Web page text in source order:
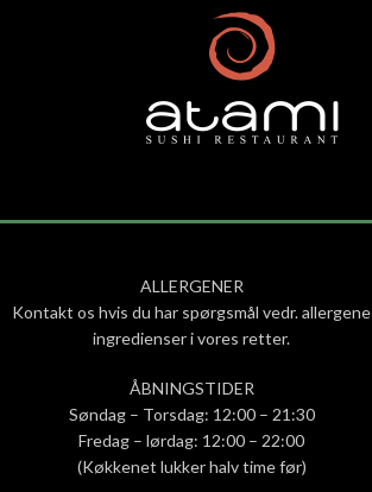
ALLERGENER
Kontakt os hvis du har spørgsmål vedr. allergene
ingredienser i vores retter.
ÅBNINGSTIDER
Søndag – Torsdag: 12:00 – 21:30
Fredag – lørdag: 12:00 – 22:00
(Køkkenet lukker halv time før)